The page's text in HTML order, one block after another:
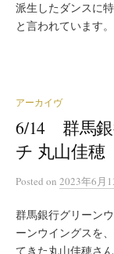
派生したダンスに
と言われています
アーカイヴ
6/14 群馬
チ 丸山佳穂
Posted on 2023年6月
群馬銀行グリーン
ーンウイングスを
てきた丸山佳穂さ